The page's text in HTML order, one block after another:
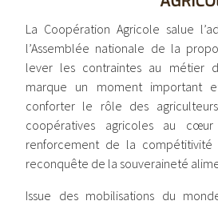
La Coopération Agricole salue
l’Assemblée nationale de la
lever les contraintes au métier
marque un moment important
conforter le rôle des
coopératives agricoles au
renforcement de la
reconquête de la souveraineté
Issue des mobilisations du